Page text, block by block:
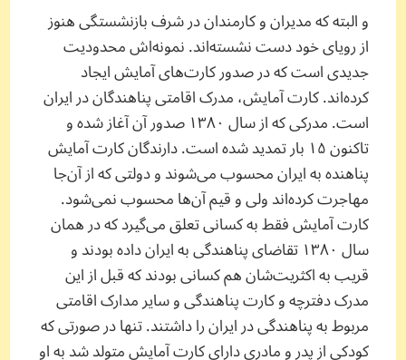
و البته که مدیران و کارمندان در شرف بازنشستگی هنوز
از رویای خود دست نشسته‌اند. نمونه‌اش محدودیت
جدیدی است که در صدور کارت‌های آمایش ایجاد
کرده‌اند. کارت آمایش، مدرک اقامتی پناهندگان در ایران
است. مدرکی که از سال ۱۳۸۰ صدور آن آغاز شده و
تاکنون ۱۵ بار تمدید شده است. دارندگان کارت آمایش
پناهنده به ایران محسوب می‌شوند و دولتی که از آن‌جا
مهاجرت کرده‌اند ولی و قیم آن‌ها محسوب نمی‌شود.
کارت آمایش فقط به کسانی تعلق می‌گیرد که در همان
سال ۱۳۸۰ تقاضای پناهندگی به ایران داده بودند و
قریب به اکثریت‌شان هم کسانی بودند که قبل از این
مدرک دفترچه و کارت پناهندگی و سایر مدارک اقامتی
مربوط به پناهندگی در ایران را داشتند. تنها در صورتی که
کودکی از پدر و مادری دارای کارت آمایش متولد شد به او